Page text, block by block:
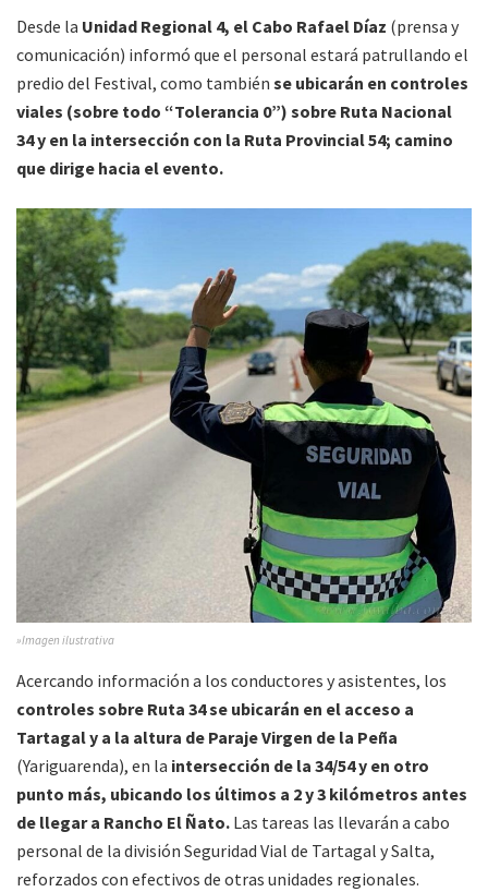
Desde la Unidad Regional 4, el Cabo Rafael Díaz (prensa y
comunicación) informó que el personal estará patrullando el
predio del Festival, como también se ubicarán en controles
viales (sobre todo “Tolerancia 0”) sobre Ruta Nacional
34 y en la intersección con la Ruta Provincial 54; camino
que dirige hacia el evento.
»Imagen ilustrativa
Acercando información a los conductores y asistentes, los
controles sobre Ruta 34 se ubicarán en el acceso a
Tartagal y a la altura de Paraje Virgen de la Peña
(Yariguarenda), en la intersección de la 34/54 y en otro
punto más, ubicando los últimos a 2 y 3 kilómetros antes
de llegar a Rancho El Ñato. Las tareas las llevarán a cabo
personal de la división Seguridad Vial de Tartagal y Salta,
reforzados con efectivos de otras unidades regionales.